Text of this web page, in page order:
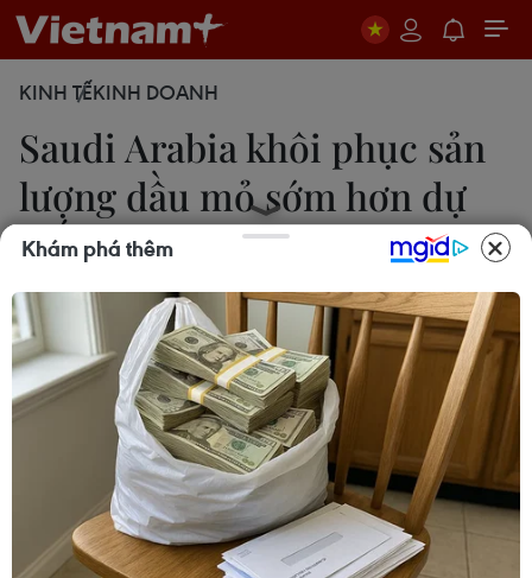
KINH TẾKINH DOANH
Saudi Arabia khôi phục sản
lượng dầu mỏ sớm hơn dự
kiến
Phan An
25/09/2019 11:30
Các nguồn tin liên quan đến hoạt động của tập
đoàn dầu khí Saudi Aramco cho biết sản lượng
dầu thô của hai cơ sở gồm Khurais và Abqaiq hiện
đạt lần lượt 1,3 triệu thùng/ngày và 4,9 triệu
thùng/ngày.
Khám phá thêm